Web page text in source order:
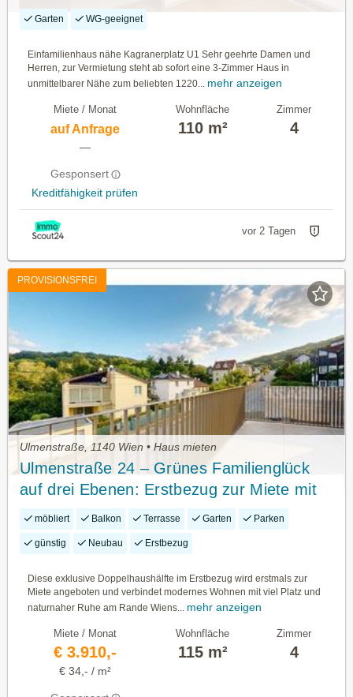
Garten WG-geeignet
Einfamilienhaus nähe Kagranerplatz U1 Sehr geehrte Damen und
Herren, zur Vermietung steht ab sofort eine 3-Zimmer Haus in
unmittelbarer Nähe zum beliebten 1220... mehr anzeigen
Miete / Monat
auf Anfrage
—
Gesponsert
Kreditfähigkeit prüfen
Wohnfläche
110 m²
Zimmer
4
vor 2 Tagen
PROVISIONSFREI
Ulmenstraße, 1140 Wien • Haus mieten
Ulmenstraße 24 – Grünes Familienglück
auf drei Ebenen: Erstbezug zur Miete mit
Garten & Bergblick
möbliert Balkon Terrasse Garten Parken
günstig Neubau Erstbezug
Diese exklusive Doppelhaushälfte im Erstbezug wird erstmals zur
Miete angeboten und verbindet modernes Wohnen mit viel Platz und
naturnaher Ruhe am Rande Wiens... mehr anzeigen
Miete / Monat
€ 3.910,-
€ 34,- / m²
Wohnfläche
115 m²
Zimmer
4